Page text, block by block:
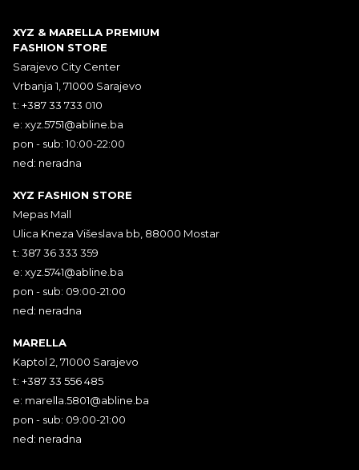
XYZ & MARELLA PREMIUM
FASHION STORE
Sarajevo City Center
Vrbanja 1, 71000 Sarajevo
t: +387 33 733 010
e: xyz.5751@abline.ba
pon - sub: 10:00-22:00
ned: neradna
XYZ FASHION STORE
Mepas Mall
Ulica Kneza Višeslava bb, 88000 Mostar
t: 387 36 333 359
e: xyz.5741@abline.ba
pon - sub: 09:00-21:00
ned: neradna
MARELLA
Kaptol 2, 71000 Sarajevo
t: +387 33 556 485
e: marella.5801@abline.ba
pon - sub: 09:00-21:00
ned: neradna